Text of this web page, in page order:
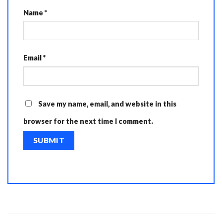
Name *
Email*
Save my name, email, and website in this
browser for the next time I comment.